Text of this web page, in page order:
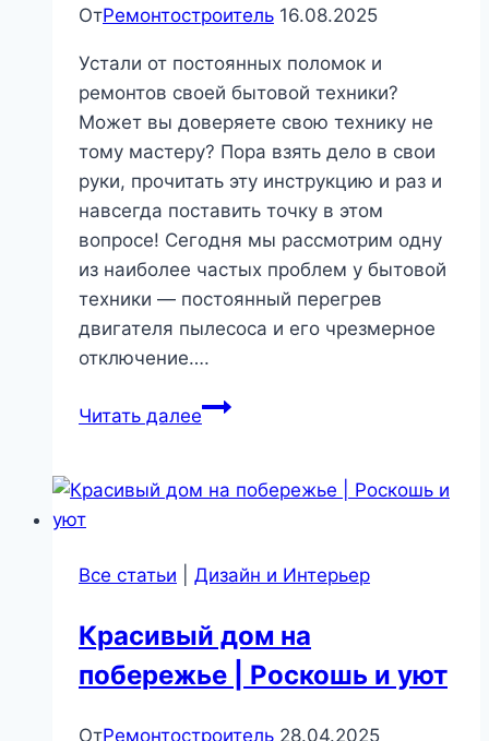
ОтРемонтостроитель 16.08.2025
Устали от постоянных поломок и
ремонтов своей бытовой техники?
Может вы доверяете свою технику не
тому мастеру? Пора взять дело в свои
руки, прочитать эту инструкцию и раз и
навсегда поставить точку в этом
вопросе! Сегодня мы рассмотрим одну
из наиболее частых проблем у бытовой
техники — постоянный перегрев
двигателя пылесоса и его чрезмерное
отключение….
Читать далееАдская
починить
перегревающийся
самостоятельно.
|
техника
Все статьи Дизайн и Интерьер
Красивый дом на
побережье | Роскошь и уют
ОтРемонтостроитель 28.04.2025